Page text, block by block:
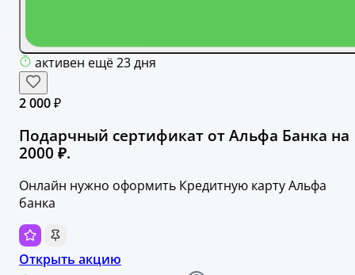
активен ещё 23 дня
2 000 ₽
Подарчный сертификат от Альфа Банка на
2000 ₽.
Онлайн нужно оформить Кредитную карту Альфа
банка
Открыть акцию